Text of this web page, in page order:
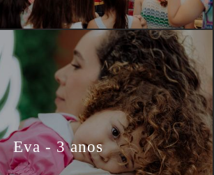
Eva - 3 anos